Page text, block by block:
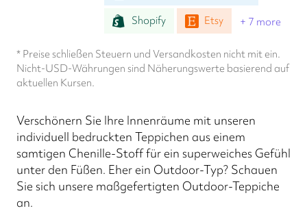
Shopify Etsy + 7 more
* Preise schließen Steuern und Versandkosten nicht mit ein.
Nicht-USD-Währungen sind Näherungswerte basierend auf
aktuellen Kursen.
Verschönern Sie Ihre Innenräume mit unseren
individuell bedruckten Teppichen aus einem
samtigen Chenille-Stoff für ein superweiches Gefühl
unter den Füßen. Eher ein Outdoor-Typ? Schauen
Sie sich unsere maßgefertigten Outdoor-Teppiche
an.